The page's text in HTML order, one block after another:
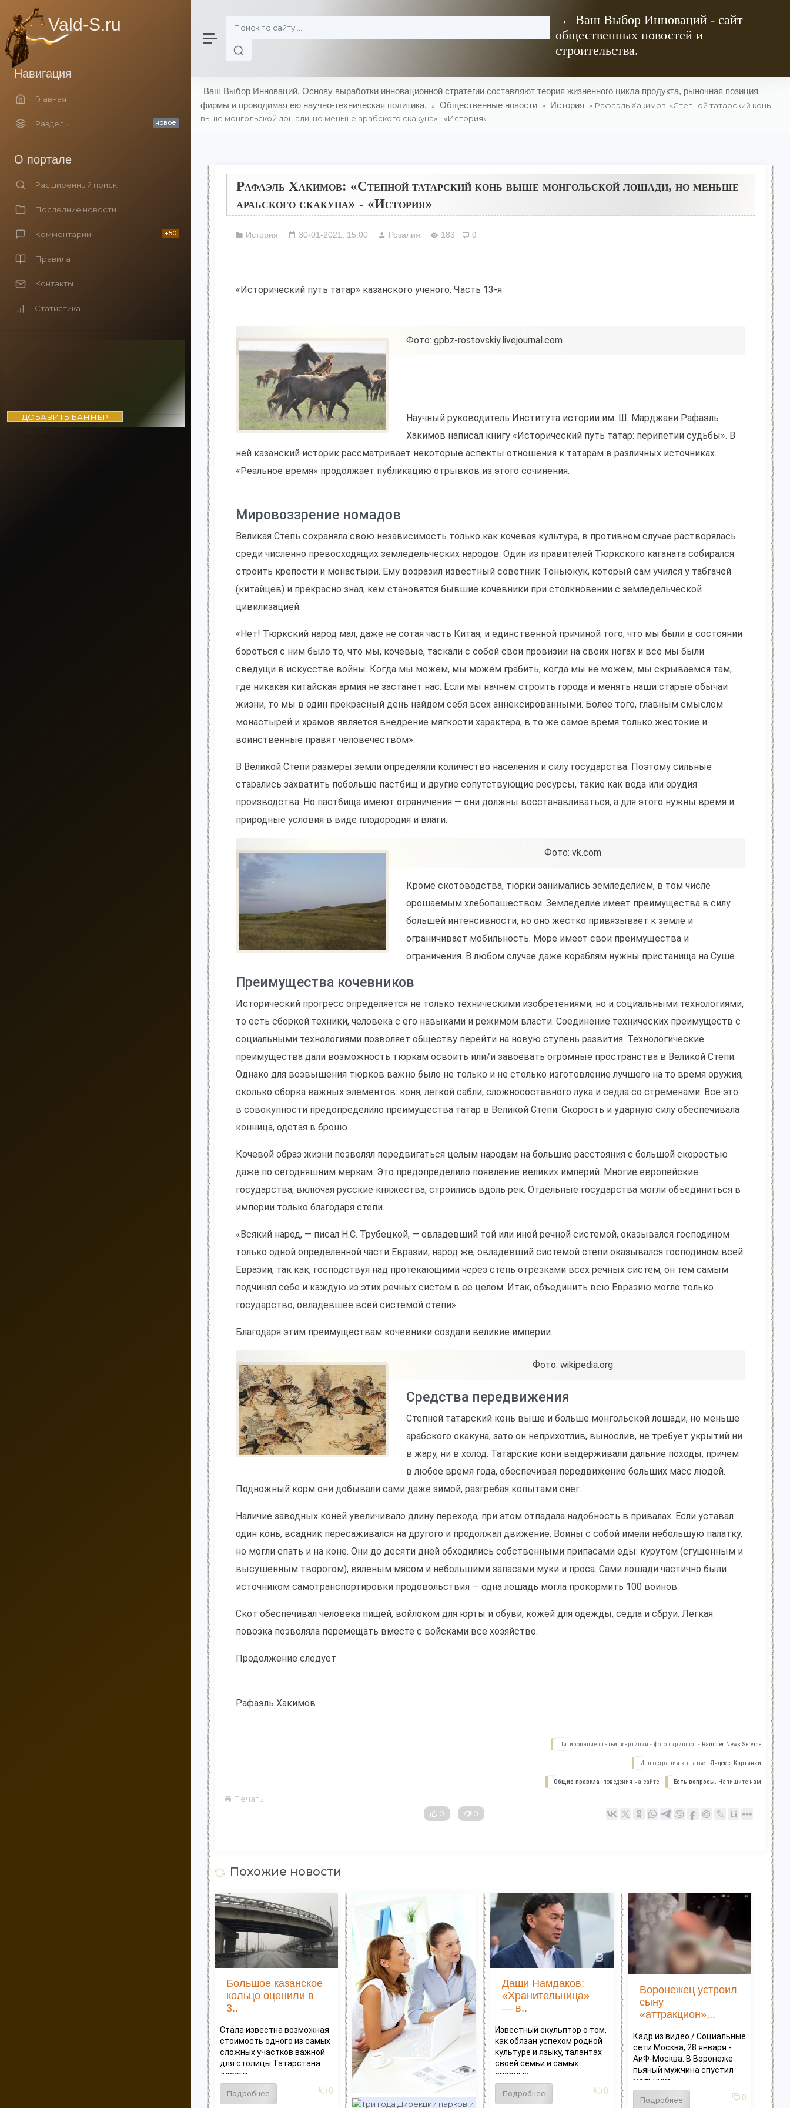
Vald-S.ru
Навигация
Главная
Разделы новое
О портале
Расширенный поиск
Последние новости
Комментарии +50
Правила
Контакты
Статистика
ДОБАВИТЬ БАННЕР
→ Ваш Выбор Инноваций - сайт
общественных новостей и
строительства.
Ваш Выбор Инноваций. Основу выработки инновационной стратегии составляют теория жизненного цикла продукта, рыночная позиция
фирмы и проводимая ею научно-техническая политика. » Общественные новости » История » Рафаэль Хакимов: «Степной татарский конь
выше монгольской лошади, но меньше арабского скакуна» - «История»
Рафаэль Хакимов: «Степной татарский конь выше монгольской лошади, но меньше
арабского скакуна» - «История»
История 30-01-2021, 15:00 Розалия 183 0
«Исторический путь татар» казанского ученого. Часть 13-я
Фото: gpbz-rostovskiy.livejournal.com
Научный руководитель Института истории им. Ш. Марджани Рафаэль
Хакимов написал книгу «Исторический путь татар: перипетии судьбы». В
ней казанский историк рассматривает некоторые аспекты отношения к татарам в различных источниках.
«Реальное время» продолжает публикацию отрывков из этого сочинения.
Мировоззрение номадов
Великая Степь сохраняла свою независимость только как кочевая культура, в противном случае растворялась
среди численно превосходящих земледельческих народов. Один из правителей Тюркского каганата собирался
строить крепости и монастыри. Ему возразил известный советник Тоньюкук, который сам учился у табгачей
(китайцев) и прекрасно знал, кем становятся бывшие кочевники при столкновении с земледельческой
цивилизацией:
«Нет! Тюркский народ мал, даже не сотая часть Китая, и единственной причиной того, что мы были в состоянии
бороться с ним было то, что мы, кочевые, таскали с собой свои провизии на своих ногах и все мы были
сведущи в искусстве войны. Когда мы можем, мы можем грабить, когда мы не можем, мы скрываемся там,
где никакая китайская армия не застанет нас. Если мы начнем строить города и менять наши старые обычаи
жизни, то мы в один прекрасный день найдем себя всех аннексированными. Более того, главным смыслом
монастырей и храмов является внедрение мягкости характера, в то же самое время только жестокие и
воинственные правят человечеством».
В Великой Степи размеры земли определяли количество населения и силу государства. Поэтому сильные
старались захватить побольше пастбищ и другие сопутствующие ресурсы, такие как вода или орудия
производства. Но пастбища имеют ограничения — они должны восстанавливаться, а для этого нужны время и
природные условия в виде плодородия и влаги.
Фото: vk.com
Кроме скотоводства, тюрки занимались земледелием, в том числе
орошаемым хлебопашеством. Земледелие имеет преимущества в силу
большей интенсивности, но оно жестко привязывает к земле и
ограничивает мобильность. Море имеет свои преимущества и
ограничения. В любом случае даже кораблям нужны пристанища на Суше.
Преимущества кочевников
Исторический прогресс определяется не только техническими изобретениями, но и социальными технологиями,
то есть сборкой техники, человека с его навыками и режимом власти. Соединение технических преимуществ с
социальными технологиями позволяет обществу перейти на новую ступень развития. Технологические
преимущества дали возможность тюркам освоить или/и завоевать огромные пространства в Великой Степи.
Однако для возвышения тюрков важно было не только и не столько изготовление лучшего на то время оружия,
сколько сборка важных элементов: коня, легкой сабли, сложносоставного лука и седла со стременами. Все это
в совокупности предопределило преимущества татар в Великой Степи. Скорость и ударную силу обеспечивала
конница, одетая в броню.
Кочевой образ жизни позволял передвигаться целым народам на большие расстояния с большой скоростью
даже по сегодняшним меркам. Это предопределило появление великих империй. Многие европейские
государства, включая русские княжества, строились вдоль рек. Отдельные государства могли объединиться в
империи только благодаря степи.
«Всякий народ, — писал Н.С. Трубецкой, — овладевший той или иной речной системой, оказывался господином
только одной определенной части Евразии; народ же, овладевший системой степи оказывался господином всей
Евразии, так как, господствуя над протекающими через степь отрезками всех речных систем, он тем самым
подчинял себе и каждую из этих речных систем в ее целом. Итак, объединить всю Евразию могло только
государство, овладевшее всей системой степи».
Благодаря этим преимуществам кочевники создали великие империи.
Фото: wikipedia.org
Средства передвижения
Степной татарский конь выше и больше монгольской лошади, но меньше
арабского скакуна, зато он неприхотлив, вынослив, не требует укрытий ни
в жару, ни в холод. Татарские кони выдерживали дальние походы, причем
в любое время года, обеспечивая передвижение больших масс людей.
Подножный корм они добывали сами даже зимой, разгребая копытами снег.
Наличие заводных коней увеличивало длину перехода, при этом отпадала надобность в привалах. Если уставал
один конь, всадник пересаживался на другого и продолжал движение. Воины с собой имели небольшую палатку,
но могли спать и на коне. Они до десяти дней обходились собственными припасами еды: курутом (сгущенным и
высушенным творогом), вяленым мясом и небольшими запасами муки и проса. Сами лошади частично были
источником самотранспортировки продовольствия — одна лошадь могла прокормить 100 воинов.
Скот обеспечивал человека пищей, войлоком для юрты и обуви, кожей для одежды, седла и сбруи. Легкая
повозка позволяла перемещать вместе с войсками все хозяйство.
Продолжение следует
Рафаэль Хакимов
Цитирование статьи, картинки - фото скриншот - Rambler News Service.
Иллюстрация к статье - Яндекс. Картинки.
Есть вопросы. Напишите нам.
Общие правила поведения на сайте.
Печать
0
0
Похожие новости
Большое казанское
кольцо оценили в
3..
Стала известна возможная
стоимость одного из самых
сложных участков важной
для столицы Татарстана
дороги...
Подробнее 0
Даши Намдаков:
«Хранительница»
— в..
Известный скульптор о том,
как обязан успехом родной
культуре и языку, талантах
своей семьи и самых
спорных...
Подробнее 0
Воронежец устроил
сыну
«аттракцион»,..
Кадр из видео / Социальные
сети Москва, 28 января -
АиФ-Москва. В Воронеже
пьяный мужчина спустил
мальчика...
Подробнее 0